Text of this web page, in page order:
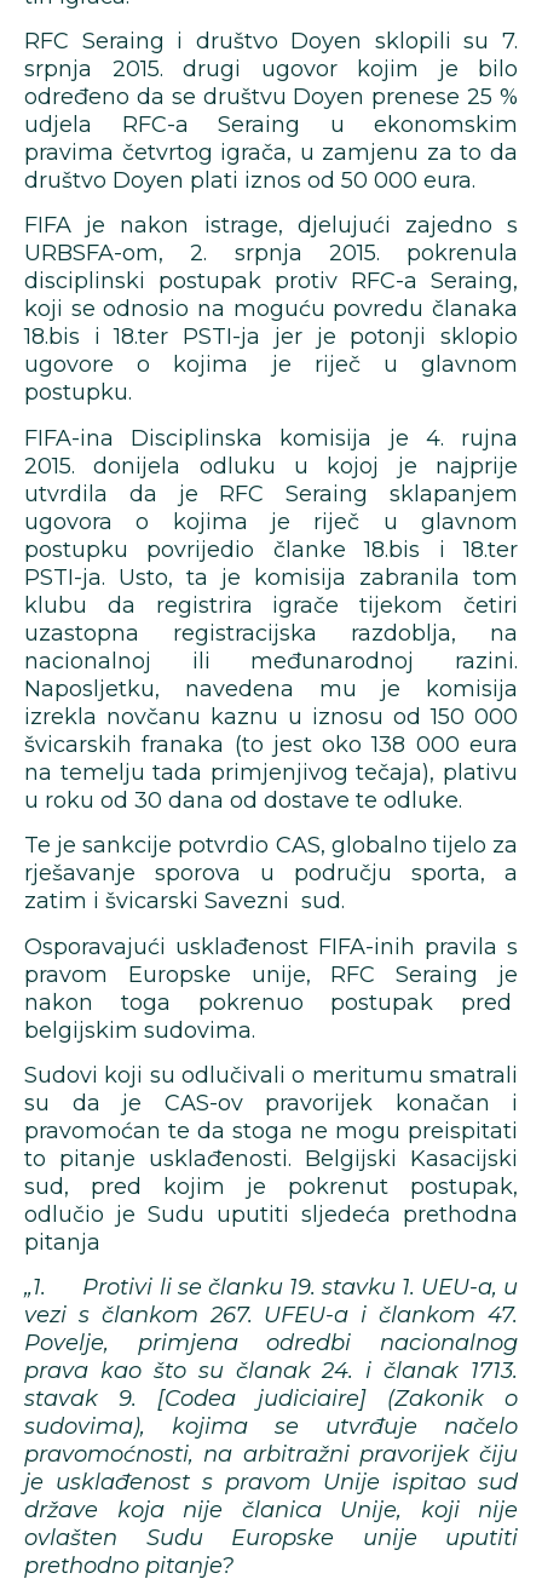
RFC Seraing i društvo Doyen sklopili su 7.
srpnja 2015. drugi ugovor kojim je bilo
određeno da se društvu Doyen prenese 25 %
udjela RFC-a Seraing u ekonomskim
pravima četvrtog igrača, u zamjenu za to da
društvo Doyen plati iznos od 50 000 eura.
FIFA je nakon istrage, djelujući zajedno s
URBSFA-om, 2. srpnja 2015. pokrenula
disciplinski postupak protiv RFC-a Seraing,
koji se odnosio na moguću povredu članaka
18.bis i 18.ter PSTI-ja jer je potonji sklopio
ugovore o kojima je riječ u glavnom
postupku.
FIFA-ina Disciplinska komisija je 4. rujna
2015. donijela odluku u kojoj je najprije
utvrdila da je RFC Seraing sklapanjem
ugovora o kojima je riječ u glavnom
postupku povrijedio članke 18.bis i 18.ter
PSTI-ja. Usto, ta je komisija zabranila tom
klubu da registrira igrače tijekom četiri
uzastopna registracijska razdoblja, na
nacionalnoj ili međunarodnoj razini.
Naposljetku, navedena mu je komisija
izrekla novčanu kaznu u iznosu od 150 000
švicarskih franaka (to jest oko 138 000 eura
na temelju tada primjenjivog tečaja), plativu
u roku od 30 dana od dostave te odluke.
Te je sankcije potvrdio CAS, globalno tijelo za
rješavanje sporova u području sporta, a
zatim i švicarski Savezni sud.
Osporavajući usklađenost FIFA-inih pravila s
pravom Europske unije, RFC Seraing je
nakon toga pokrenuo postupak pred
belgijskim sudovima.
Sudovi koji su odlučivali o meritumu smatrali
su da je CAS-ov pravorijek konačan i
pravomoćan te da stoga ne mogu preispitati
to pitanje usklađenosti. Belgijski Kasacijski
sud, pred kojim je pokrenut postupak,
odlučio je Sudu uputiti sljedeća prethodna
pitanja
„1. Protivi li se članku 19. stavku 1. UEU-a, u
vezi s člankom 267. UFEU-a i člankom 47.
Povelje, primjena odredbi nacionalnog
prava kao što su članak 24. i članak 1713.
stavak 9. [Codea judiciaire] (Zakonik o
sudovima), kojima se utvrđuje načelo
pravomoćnosti, na arbitražni pravorijek čiju
je usklađenost s pravom Unije ispitao sud
države koja nije članica Unije, koji nije
ovlašten Sudu Europske unije uputiti
prethodno pitanje?